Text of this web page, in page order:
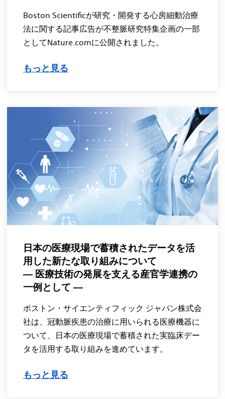
Boston Scientificが研究・開発する心房細動治療
法に関する記事広告が不整脈研究特集企画の一部
としてNature.comに公開されました。
もっと見る
日本の医療現場で蓄積されたデータを活
用した新たな取り組みについて
― 医療技術の発展を支える産官学連携の
一例として ―
ボストン・サイエンティフィック ジャパン株式会
社は、冠動脈疾患の治療に用いられる医療機器に
ついて、日本の医療現場で蓄積された実臨床デー
タを活用する取り組みを進めています。
もっと見る